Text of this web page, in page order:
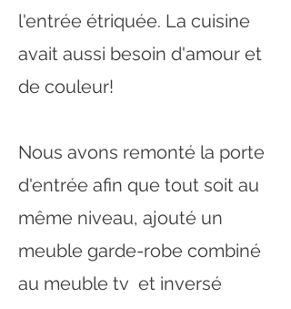
l'entrée étriquée. La cuisine
avait aussi besoin d'amour et
de couleur!
Nous avons remonté la porte
d'entrée afin que tout soit au
même niveau, ajouté un
meuble garde-robe combiné
au meuble tv et inversé